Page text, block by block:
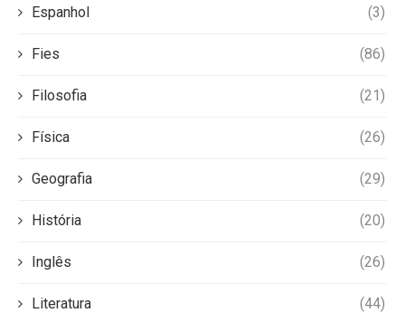
Espanhol (3)
Fies (86)
Filosofia (21)
Física (26)
Geografia (29)
História (20)
Inglês (26)
Literatura (44)